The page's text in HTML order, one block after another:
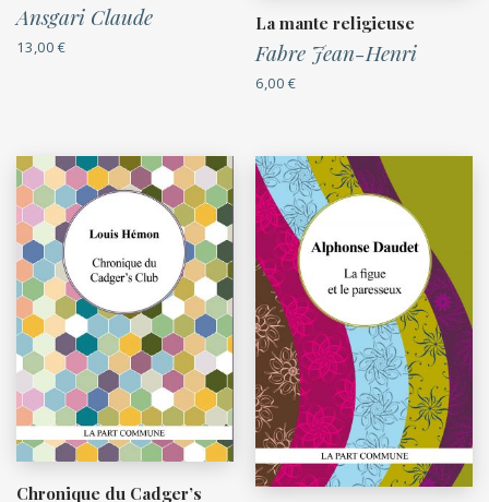
Ansgari Claude
13,00 €
La mante religieuse
Fabre Jean-Henri
6,00 €
Chronique du Cadger’s